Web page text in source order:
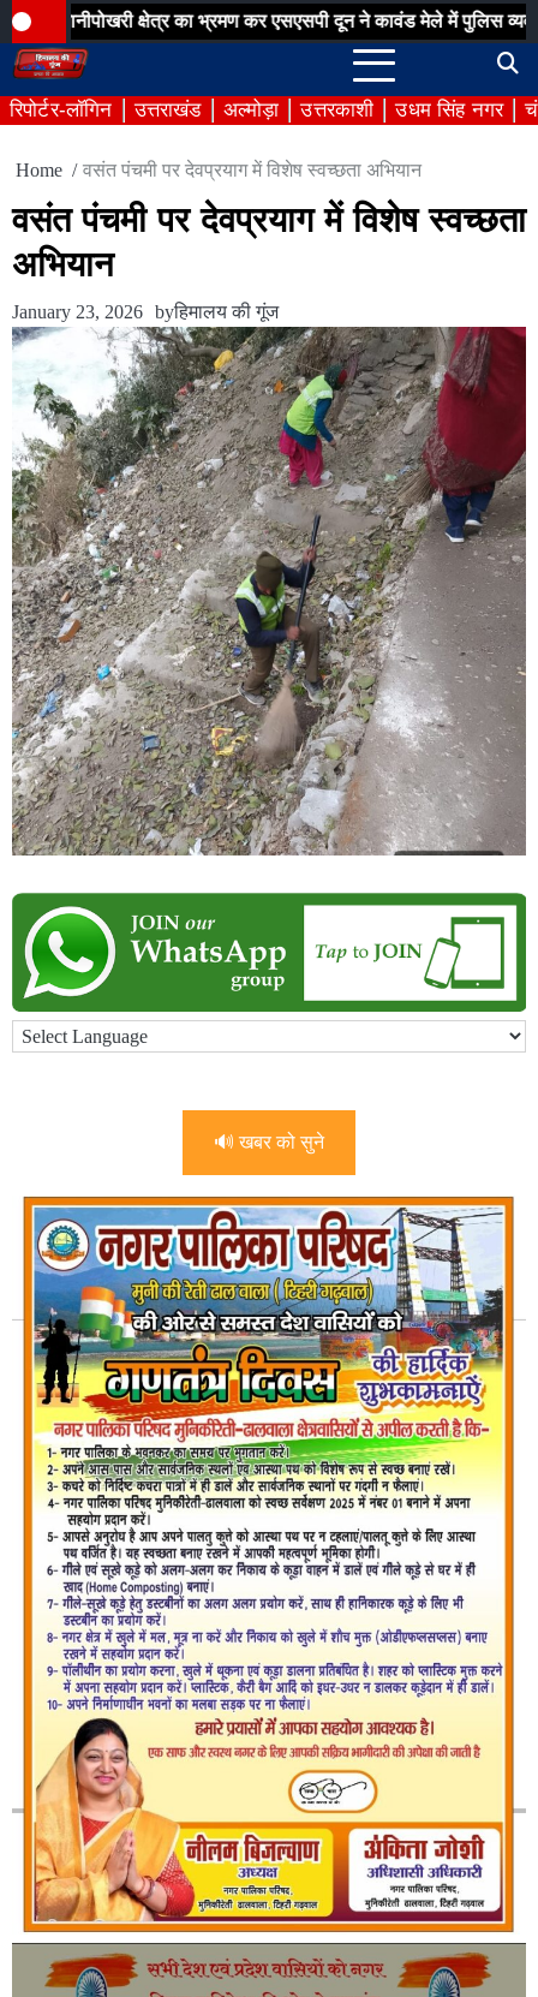
Skip
to
content
क्षेत्र का भ्रमण कर एसएसपी दून ने कावंड मेले में पुलिस व्यवस्थाओं का
रिपोर्टर-लॉगिन उत्तराखंड अल्मोड़ा उत्तरकाशी उधम सिंह नगर
Home वसंत पंचमी पर देवप्रयाग में विशेष स्वच्छता अभियान
वसंत पंचमी पर देवप्रयाग में विशेष स्वच्छता
अभियान
January 23, 2026 byहिमालय की गूंज
🔊 खबर को सुने